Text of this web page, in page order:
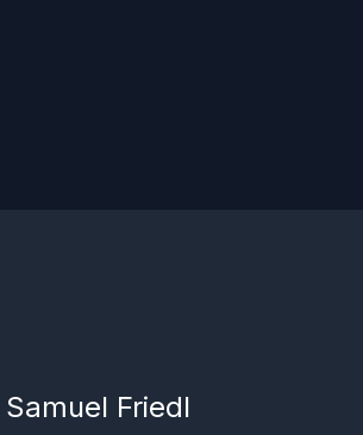
Samuel Friedl